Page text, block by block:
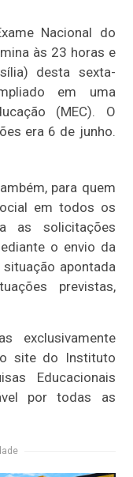
Nacional do
às 23 horas e
desta sexta-
em uma
(MEC). O
era 6 de junho.
para quem
em todos os
as solicitações
o envio da
apontada
previstas,
exclusivamente
site do Instituto
Educacionais
por todas as